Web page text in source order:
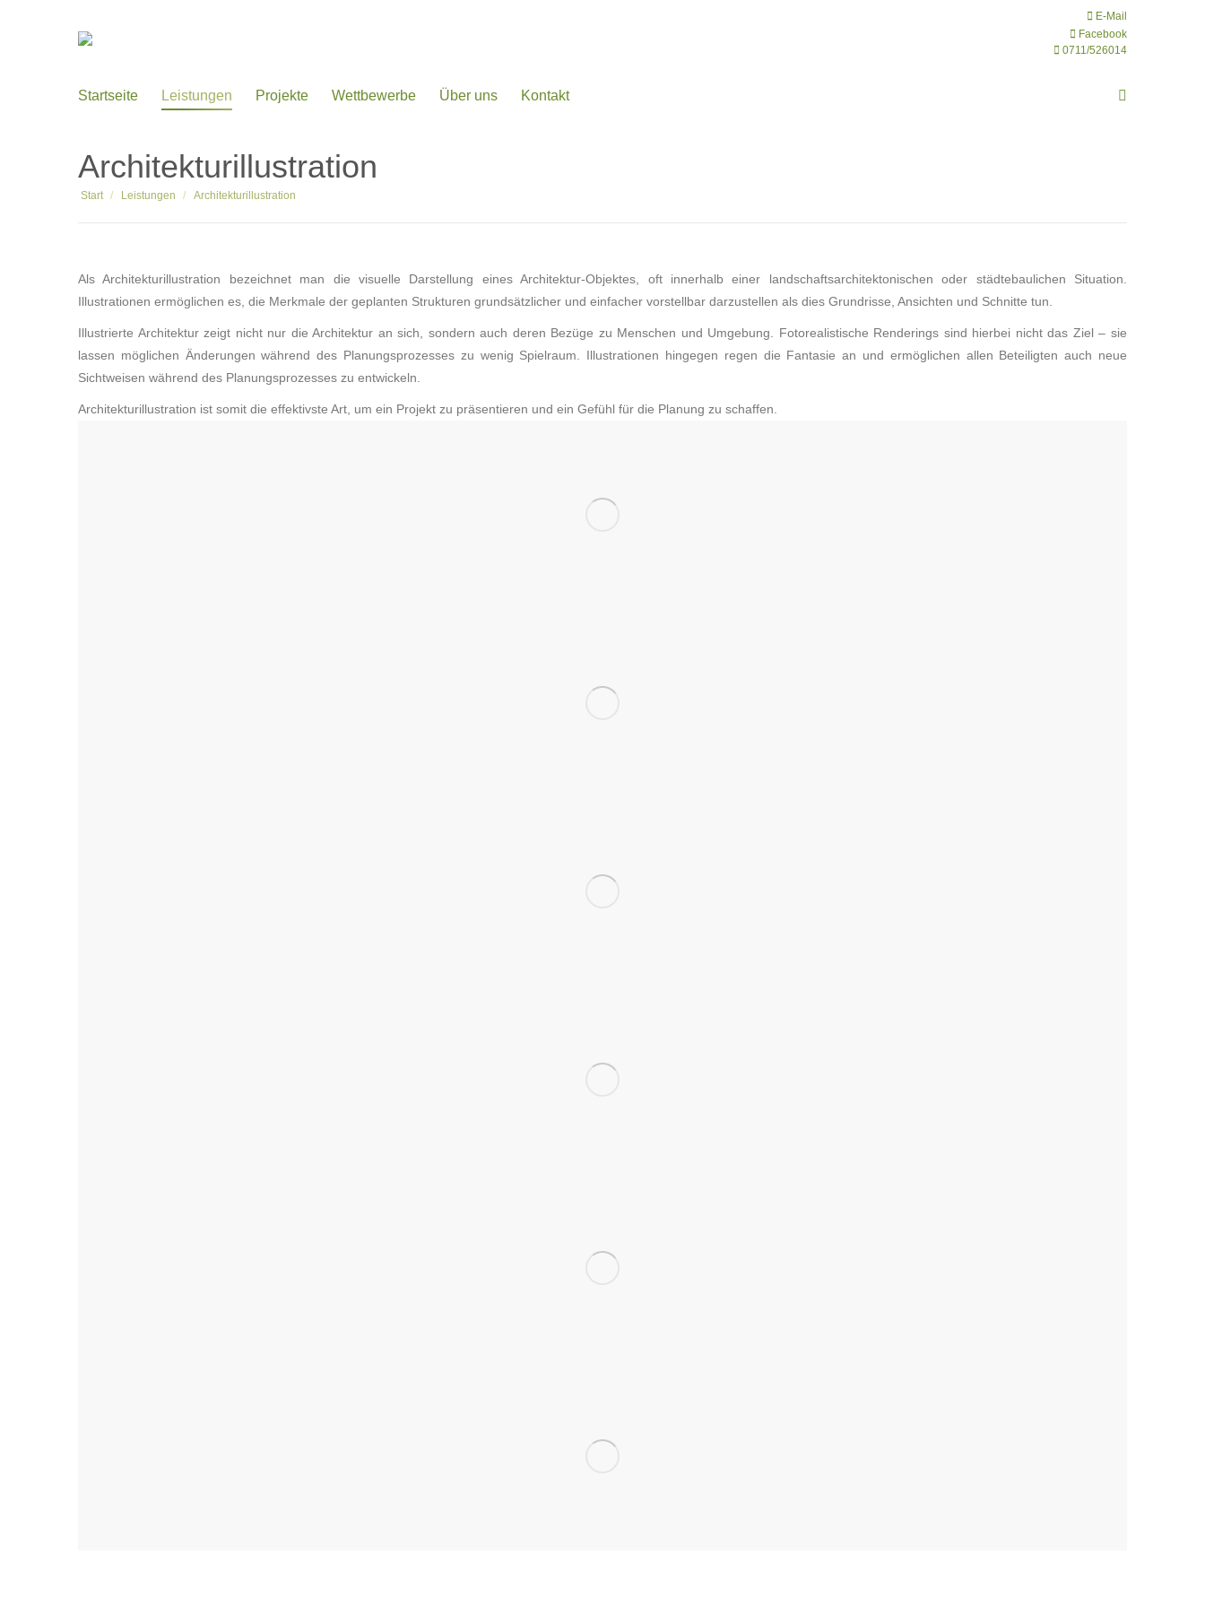
E-Mail
Facebook
0711/526014
Startseite Leistungen Projekte Wettbewerbe Über uns Kontakt Search:
Architekturillustration
Sie befinden sich hier:
Start Leistungen Architekturillustration
Als Architekturillustration bezeichnet man die visuelle Darstellung eines Architektur-Objektes, oft innerhalb einer landschaftsarchitektonischen oder städtebaulichen Situation.
Illustrationen ermöglichen es, die Merkmale der geplanten Strukturen grundsätzlicher und einfacher vorstellbar darzustellen als dies Grundrisse, Ansichten und Schnitte tun.
Illustrierte Architektur zeigt nicht nur die Architektur an sich, sondern auch deren Bezüge zu Menschen und Umgebung. Fotorealistische Renderings sind hierbei nicht das Ziel – sie
lassen möglichen Änderungen während des Planungsprozesses zu wenig Spielraum. Illustrationen hingegen regen die Fantasie an und ermöglichen allen Beteiligten auch neue
Sichtweisen während des Planungsprozesses zu entwickeln.
Architekturillustration ist somit die effektivste Art, um ein Projekt zu präsentieren und ein Gefühl für die Planung zu schaffen.